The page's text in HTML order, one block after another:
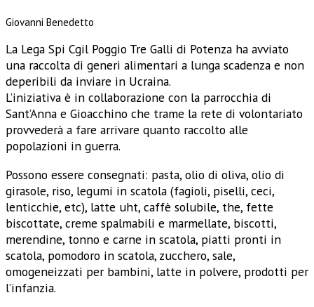
Giovanni Benedetto
La Lega Spi Cgil Poggio Tre Galli di Potenza ha avviato
una raccolta di generi alimentari a lunga scadenza e non
deperibili da inviare in Ucraina.
L’iniziativa è in collaborazione con la parrocchia di
Sant’Anna e Gioacchino che trame la rete di volontariato
provvederà a fare arrivare quanto raccolto alle
popolazioni in guerra.
Possono essere consegnati: pasta, olio di oliva, olio di
girasole, riso, legumi in scatola (fagioli, piselli, ceci,
lenticchie, etc), latte uht, caffè solubile, the, fette
biscottate, creme spalmabili e marmellate, biscotti,
merendine, tonno e carne in scatola, piatti pronti in
scatola, pomodoro in scatola, zucchero, sale,
omogeneizzati per bambini, latte in polvere, prodotti per
l’infanzia.